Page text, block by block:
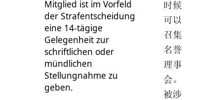
Mitglied ist im Vorfeld
der Strafentscheidung
eine 14-tägige
Gelegenheit zur
schriftlichen oder
mündlichen
Stellungnahme zu
geben.
时候
可以
召集
名誉
理事
会。
被涉